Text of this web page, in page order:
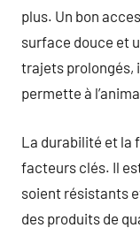
plus. Un bon
surface douce et
trajets prolongés,
permette à
La durabilité et la
facteurs clés. Il
soient résistants
des produits de